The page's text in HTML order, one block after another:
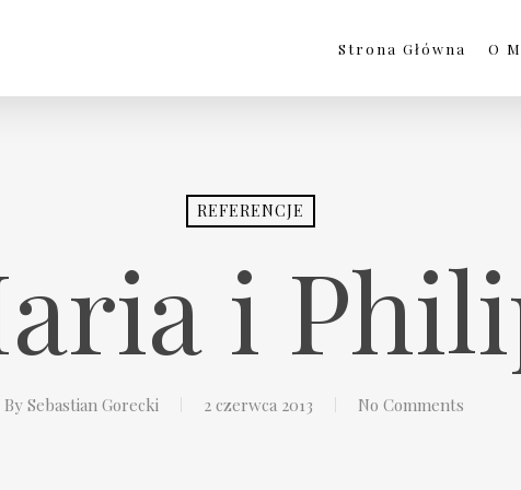
Strona Główna O
REFERENCJE
i
By Sebastian Gorecki 2 czerwca 2013 No Comments